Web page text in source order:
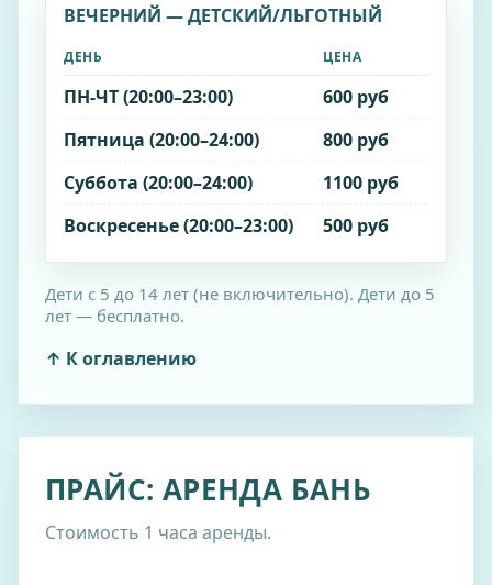
ВЕЧЕРНИЙ — ДЕТСКИЙ/ЛЬГОТНЫЙ
ДЕНЬ ЦЕНА
ПН‑ЧТ (20:00–23:00)
600 руб
Пятница (20:00–24:00)
800 руб
Суббота (20:00–24:00)
1100 руб
Воскресенье (20:00–23:00)
500 руб
Дети с 5 до 14 лет (не включительно). Дети до 5
лет — бесплатно.
↑ К оглавлению
ПРАЙС: АРЕНДА БАНЬ
Стоимость 1 часа аренды.